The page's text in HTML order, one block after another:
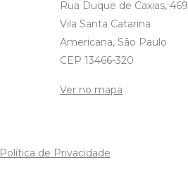
Rua Duque de Caxias, 469
Vila Santa Catarina
Americana, São Paulo
CEP 13466-320
Ver no mapa
Política de Privacidade